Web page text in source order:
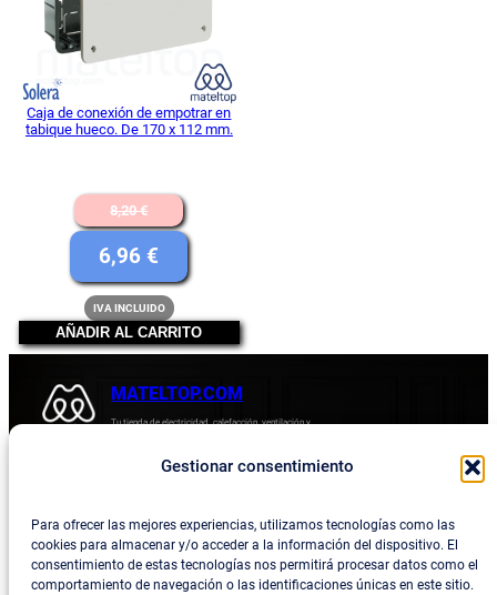
Gestionar consentimiento
Para ofrecer las mejores experiencias, utilizamos tecnologías como las
cookies para almacenar y/o acceder a la información del dispositivo. El
consentimiento de estas tecnologías nos permitirá procesar datos como el
comportamiento de navegación o las identificaciones únicas en este sitio.
Caja de conexión de empotrar en
tabique hueco. De 170 x 112 mm.
8,20€
El
precio
original
era:
8,20 €.
6,96€
El
precio
actual
es:
6,96 €.
IVA INCLUIDO
AÑADIR AL CARRITO
MATELTOP.COM
Tu tienda de electricidad, calefacción, ventilación y
Blog
Privacidad
Política de devoluciones y reembolsos
Política de privacidad